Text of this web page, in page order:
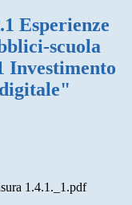
Esperienze
scuola
Investimento
1.4.1._1.pdf